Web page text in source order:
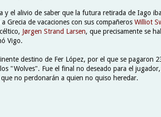
y el alivio de saber que la futura retirada de Iago
Grecia de vacaciones con sus compañeros Williot
Jørgen Strand Larsen, que precisamente se
Vigo.
destino de Fer López, por el que se pagaron
"Wolves". Fue el final no deseado para el
no perdonarán a quien no quiso heredar.